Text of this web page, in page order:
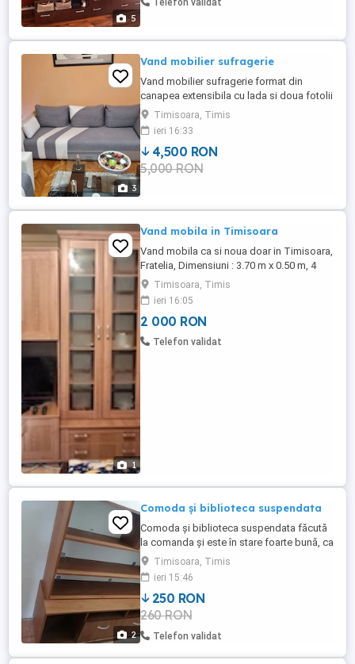
5
Telefon validat
3
Vand mobilier sufragerie
Vand mobilier sufragerie format din
canapea extensibila cu lada si doua fotolii
plus un taburet. Bonus: masuta cu blat din
sticla. Pret negociabil. Pt. informatii lasati
un numar de telefon!
Timisoara, Timis
ieri 16:33
4,500 RON
5,000 RON
1
Vand mobila in Timisoara
Vand mobila ca si noua doar in Timisoara,
Fratelia, Dimensiuni : 3.70 m x 0.50 m, 4
corpuri și jumatate , fiecare corp are 90
cm, respectiv jumătatea 45 cm. Pret 2000
Ron negociabil. Astept oferte si aici pe
mesaje.
Timisoara, Timis
ieri 16:05
2 000 RON
Telefon validat
2
Comoda și biblioteca suspendata
Comoda și biblioteca suspendata făcută
la comanda și este în stare foarte bună, ca
nouă se poate ridica din zona lipovei este
la casă Comoda are două sertare și două
uși și este foarte puțin folosit
Timisoara, Timis
ieri 15:46
250 RON
260 RON
Telefon validat